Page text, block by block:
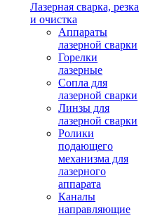
Лазерная сварка, резка
и очистка
Аппараты
лазерной сварки
Горелки
лазерные
Сопла для
лазерной сварки
Линзы для
лазерной сварки
Ролики
подающего
механизма для
лазерного
аппарата
Каналы
направляющие